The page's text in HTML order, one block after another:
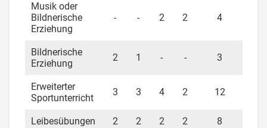
Musik oder
Bildnerische
Erziehung
- - 2 2 4
Bildnerische
Erziehung
2 1 - - 3
Erweiterter
Sportunterricht
3 3 4 2 12
Leibesübungen 2 2 2 2 8